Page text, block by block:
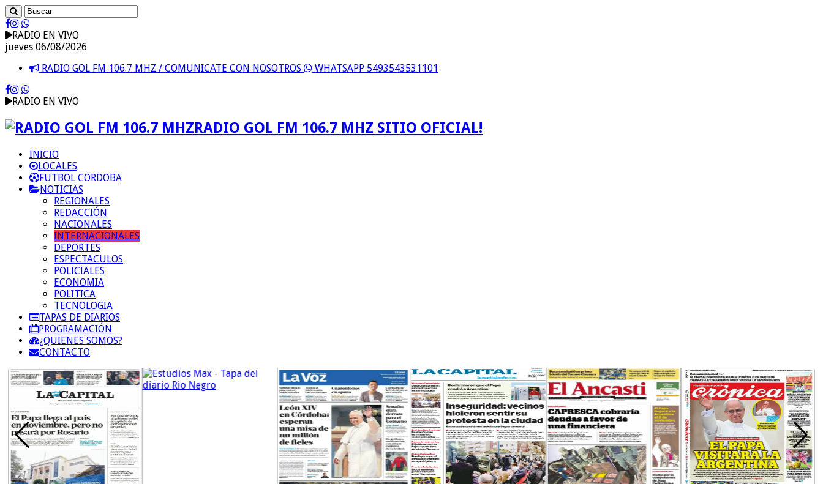
RADIO EN VIVO
jueves 06/08/2026
RADIO GOL FM 106.7 MHZ / COMUNICATE CON NOSOTROS
WHATSAPP 5493543531101
RADIO EN VIVO
RADIO GOL FM 106.7 MHZ SITIO OFICIAL!
INICIO
LOCALES
FUTBOL CORDOBA
NOTICIAS
REGIONALES
REDACCIÓN
NACIONALES
INTERNACIONALES
DEPORTES
ESPECTACULOS
POLICIALES
ECONOMIA
POLITICA
TECNOLOGIA
TAPAS DE DIARIOS
PROGRAMACIÓN
¿QUIENES SOMOS?
CONTACTO